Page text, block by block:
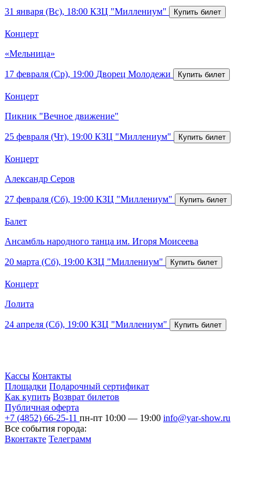
31 января (Вс), 18:00 КЗЦ "Миллениум"
Концерт
«Мельница»
17 февраля (Ср), 19:00 Дворец Молодежи
Концерт
Пикник "Вечное движение"
25 февраля (Чт), 19:00 КЗЦ "Миллениум"
Концерт
Александр Серов
27 февраля (Сб), 19:00 КЗЦ "Миллениум"
Балет
Ансамбль народного танца им. Игоря Моисеева
20 марта (Сб), 19:00 КЗЦ "Миллениум"
Концерт
Лолита
24 апреля (Сб), 19:00 КЗЦ "Миллениум"
Кассы Контакты
Площадки Подарочный сертификат
Как купить Возврат билетов
Публичная оферта
+7 (4852) 66-25-11 пн-пт 10:00 — 19:00 info@yar-show.ru
Все события города:
Вконтакте Телеграмм